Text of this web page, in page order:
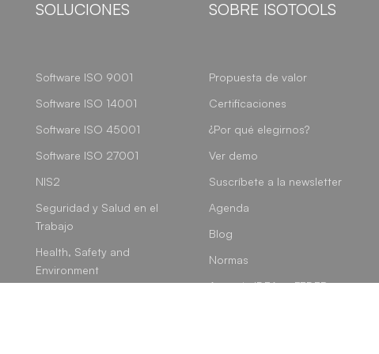
SOLUCIONES
Software ISO 9001
Software ISO 14001
Software ISO 45001
Software ISO 27001
NIS2
Seguridad y Salud en el
Trabajo
Health, Safety and
Environment
SOBRE ISOTOOLS
Propuesta de valor
Certificaciones
¿Por qué elegirnos?
Ver demo
Suscríbete a la newsletter
Agenda
Blog
Normas
Agencia IDEA – FEDER